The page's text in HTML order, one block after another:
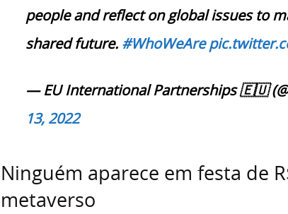
people and reflect on global issues to
shared future. #WhoWeAre
— EU International Partnerships 🇪🇺
13, 2022
Ninguém aparece em festa de
metaverso